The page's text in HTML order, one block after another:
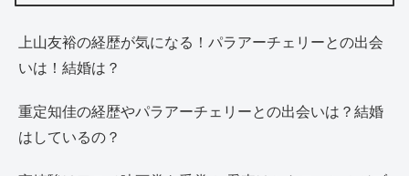
上山友裕の経歴が気になる！パラアーチェリーとの出会
いは！結婚は？
重定知佳の経歴やパラアーチェリーとの出会いは？結婚
はしているの？